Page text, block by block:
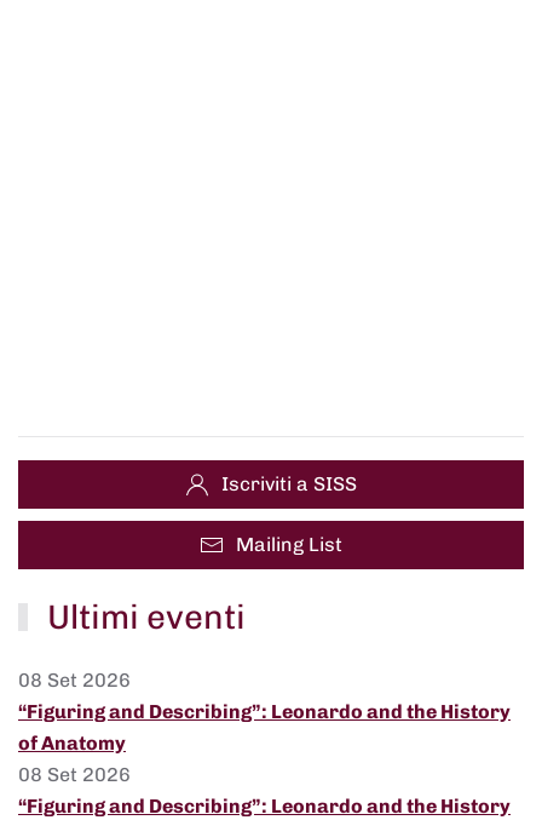
Iscriviti a SISS
Mailing List
Ultimi eventi
08 Set 2026
“Figuring and Describing”: Leonardo and the History
of Anatomy
08 Set 2026
“Figuring and Describing”: Leonardo and the History